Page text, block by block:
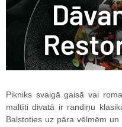
Pikniks svaigā gaisā vai
maltīti divatā ir randiņu
Balstoties uz pāra vēlmēm